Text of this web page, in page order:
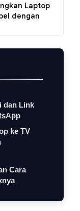
Laptop
dengan
dan Link
ke TV
Cara